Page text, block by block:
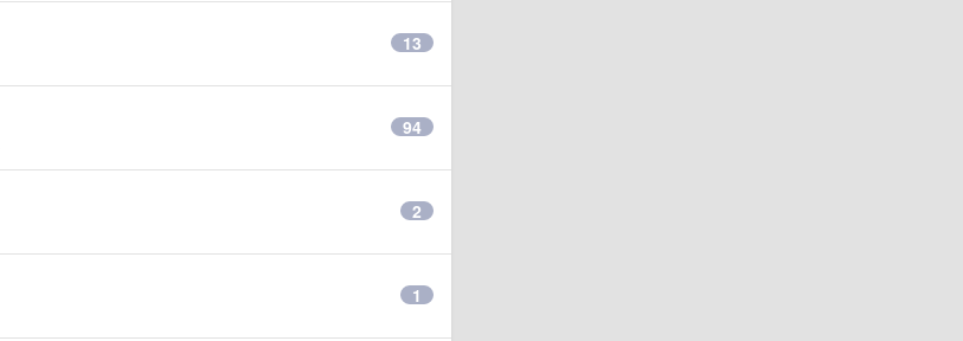
13
94
2
1